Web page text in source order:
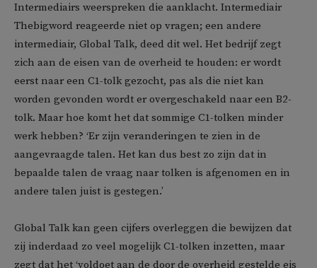
Intermediairs weerspreken die aanklacht. Intermediair
Thebigword reageerde niet op vragen; een andere
intermediair, Global Talk, deed dit wel. Het bedrijf zegt
zich aan de eisen van de overheid te houden: er wordt
eerst naar een C1-tolk gezocht, pas als die niet kan
worden gevonden wordt er overgeschakeld naar een B2-
tolk. Maar hoe komt het dat sommige C1-tolken minder
werk hebben? ‘Er zijn veranderingen te zien in de
aangevraagde talen. Het kan dus best zo zijn dat in
bepaalde talen de vraag naar tolken is afgenomen en in
andere talen juist is gestegen.’
Global Talk kan geen cijfers overleggen die bewijzen dat
zij inderdaad zo veel mogelijk C1-tolken inzetten, maar
zegt dat het ‘voldoet aan de door de overheid gestelde eis